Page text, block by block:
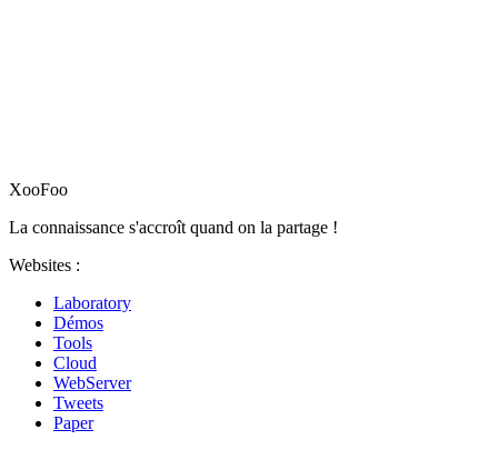
XooFoo
La connaissance s'accroît quand on la partage !
Websites :
Laboratory
Démos
Tools
Cloud
WebServer
Tweets
Paper